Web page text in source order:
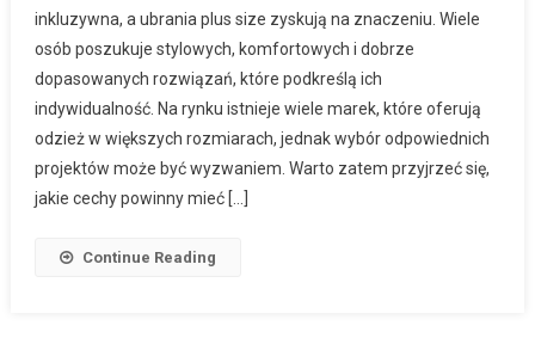
inkluzywna, a ubrania plus size zyskują na znaczeniu. Wiele
osób poszukuje stylowych, komfortowych i dobrze
dopasowanych rozwiązań, które podkreślą ich
indywidualność. Na rynku istnieje wiele marek, które oferują
odzież w większych rozmiarach, jednak wybór odpowiednich
projektów może być wyzwaniem. Warto zatem przyjrzeć się,
jakie cechy powinny mieć […]
Continue Reading